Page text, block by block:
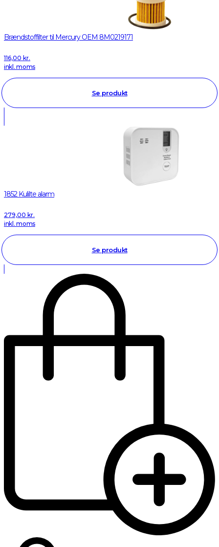
Brændstoffilter til Mercury OEM 8M0219171
116,00 kr.
inkl. moms
Se produkt
1852 Kulilte alarm
279,00 kr.
inkl. moms
Se produkt